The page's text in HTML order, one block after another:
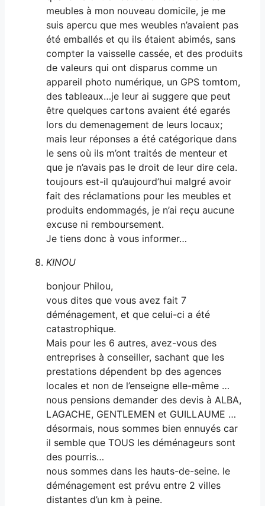
meubles à mon nouveau domicile, je me
suis apercu que mes weubles n’avaient pas
été emballés et qu ils étaient abimés, sans
compter la vaisselle cassée, et des produits
de valeurs qui ont disparus comme un
appareil photo numérique, un GPS tomtom,
des tableaux…je leur ai suggere que peut
être quelques cartons avaient été egarés
lors du demenagement de leurs locaux;
mais leur réponses a été catégorique dans
le sens où ils m’ont traités de menteur et
que je n’avais pas le droit de leur dire cela.
toujours est-il qu’aujourd’hui malgré avoir
fait des réclamations pour les meubles et
produits endommagés, je n’ai reçu aucune
excuse ni remboursement.
Je tiens donc à vous informer…
KINOU
bonjour Philou,
vous dites que vous avez fait 7
déménagement, et que celui-ci a été
catastrophique.
Mais pour les 6 autres, avez-vous des
entreprises à conseiller, sachant que les
prestations dépendent bp des agences
locales et non de l’enseigne elle-même …
nous pensions demander des devis à ALBA,
LAGACHE, GENTLEMEN et GUILLAUME …
désormais, nous sommes bien ennuyés car
il semble que TOUS les déménageurs sont
des pourris…
nous sommes dans les hauts-de-seine. le
déménagement est prévu entre 2 villes
distantes d’un km à peine.